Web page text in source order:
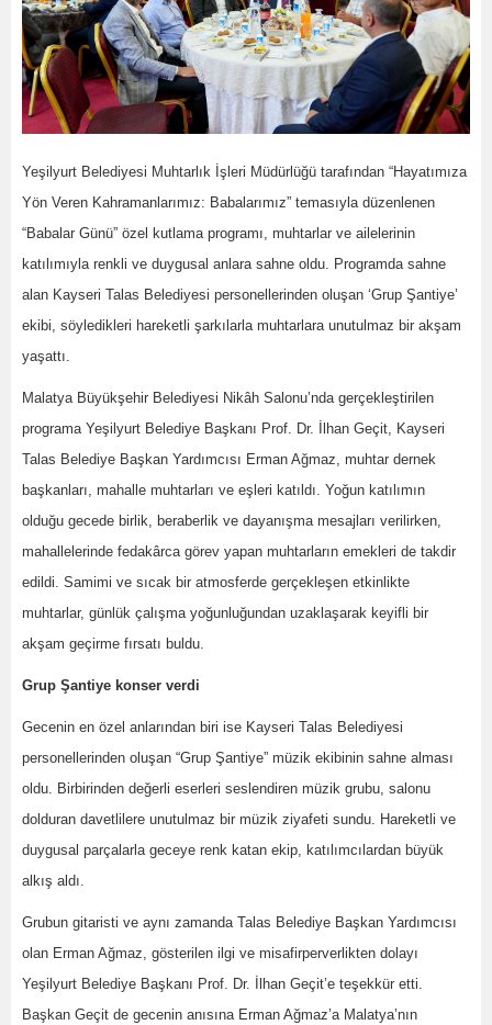
Yeşilyurt Belediyesi Muhtarlık İşleri Müdürlüğü tarafından “Hayatımıza
Yön Veren Kahramanlarımız: Babalarımız” temasıyla düzenlenen
“Babalar Günü” özel kutlama programı, muhtarlar ve ailelerinin
katılımıyla renkli ve duygusal anlara sahne oldu. Programda sahne
alan Kayseri Talas Belediyesi personellerinden oluşan ‘Grup Şantiye’
ekibi, söyledikleri hareketli şarkılarla muhtarlara unutulmaz bir akşam
yaşattı.
Malatya Büyükşehir Belediyesi Nikâh Salonu’nda gerçekleştirilen
programa Yeşilyurt Belediye Başkanı Prof. Dr. İlhan Geçit, Kayseri
Talas Belediye Başkan Yardımcısı Erman Ağmaz, muhtar dernek
başkanları, mahalle muhtarları ve eşleri katıldı. Yoğun katılımın
olduğu gecede birlik, beraberlik ve dayanışma mesajları verilirken,
mahallelerinde fedakârca görev yapan muhtarların emekleri de takdir
edildi. Samimi ve sıcak bir atmosferde gerçekleşen etkinlikte
muhtarlar, günlük çalışma yoğunluğundan uzaklaşarak keyifli bir
akşam geçirme fırsatı buldu.
Grup Şantiye konser verdi
Gecenin en özel anlarından biri ise Kayseri Talas Belediyesi
personellerinden oluşan “Grup Şantiye” müzik ekibinin sahne alması
oldu. Birbirinden değerli eserleri seslendiren müzik grubu, salonu
dolduran davetlilere unutulmaz bir müzik ziyafeti sundu. Hareketli ve
duygusal parçalarla geceye renk katan ekip, katılımcılardan büyük
alkış aldı.
Grubun gitaristi ve aynı zamanda Talas Belediye Başkan Yardımcısı
olan Erman Ağmaz, gösterilen ilgi ve misafirperverlikten dolayı
Yeşilyurt Belediye Başkanı Prof. Dr. İlhan Geçit’e teşekkür etti.
Başkan Geçit de gecenin anısına Erman Ağmaz’a Malatya’nın